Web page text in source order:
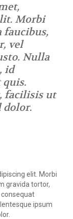
Morbi
faucibus,
vel
Nulla
id
facilisis ut
dolor.
elit. Morbi
gravida tortor,
consequat
ipsum